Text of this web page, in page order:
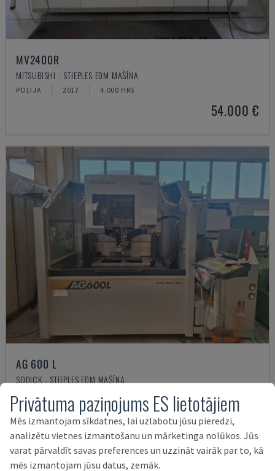
MV2400R
MITSUBISHI - STIEPLES EDM MAŠĪNA
POLIJA 2017 4.000 HRS
54.000 €
AG 600 L
SODICK - STIEPLES EDM MAŠĪNA
ITĀLIJA
67.000 €
Privātuma paziņojums ES lietotājiem
Mēs izmantojam sīkdatnes, lai uzlabotu jūsu pieredzi,
analizētu vietnes izmantošanu un mārketinga nolūkos. Jūs
varat pārvaldīt savas preferences un uzzināt vairāk par to, kā
mēs izmantojam jūsu datus, zemāk.